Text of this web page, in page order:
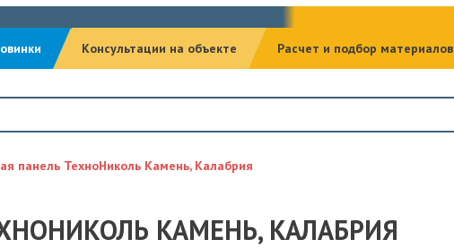
Консультации на объекте Расчет и подбор материалов
панель ТехноНиколь Камень, Калабрия
КАМЕНЬ, КАЛАБРИЯ